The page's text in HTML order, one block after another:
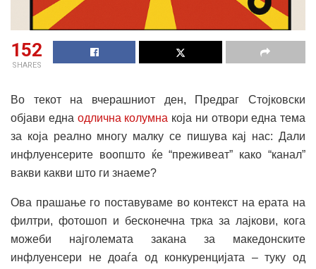
152
SHARES
Во текот на вчерашниот ден, Предраг Стојковски
објави една одлична колумна која ни отвори една тема
за која реално многу малку се пишува кај нас: Дали
инфлуенсерите воопшто ќе “преживеат” како “канал”
вакви какви што ги знаеме?
Ова прашање го поставуваме во контекст на ерата на
филтри, фотошоп и бесконечна трка за лајкови, кога
можеби најголемата закана за македонските
инфлуенсери не доаѓа од конкуренцијата – туку од